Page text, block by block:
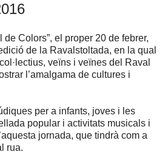
de Colors”, el proper 20 de febrer,
de la Ravalstoltada, en la qual
veïns i veïnes del Raval
l’amalgama de cultures i
per a infants, joves i les
popular i activitats musicals i
jornada, que tindrà com a
rua.